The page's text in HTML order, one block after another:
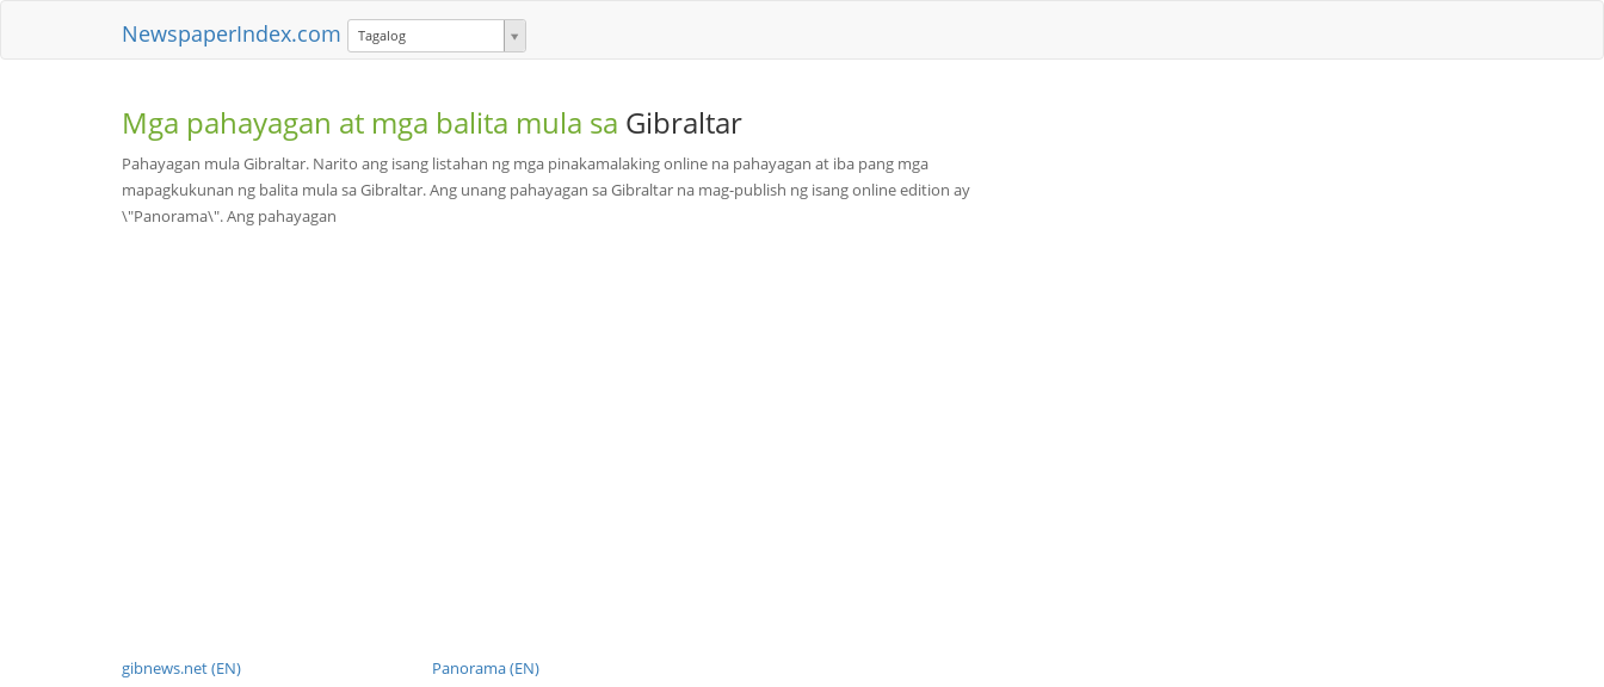
NewspaperIndex.com Tagalog
Mga pahayagan at mga balita mula sa Gibraltar
Pahayagan mula Gibraltar. Narito ang isang listahan ng mga pinakamalaking online na pahayagan at iba pang mga
mapagkukunan ng balita mula sa Gibraltar. Ang unang pahayagan sa Gibraltar na mag-publish ng isang online edition ay
\"Panorama\". Ang pahayagan
gibnews.net (EN)
Panorama (EN)